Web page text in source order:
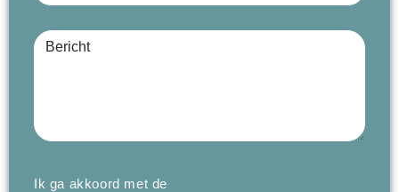
Ik ga akkoord met de